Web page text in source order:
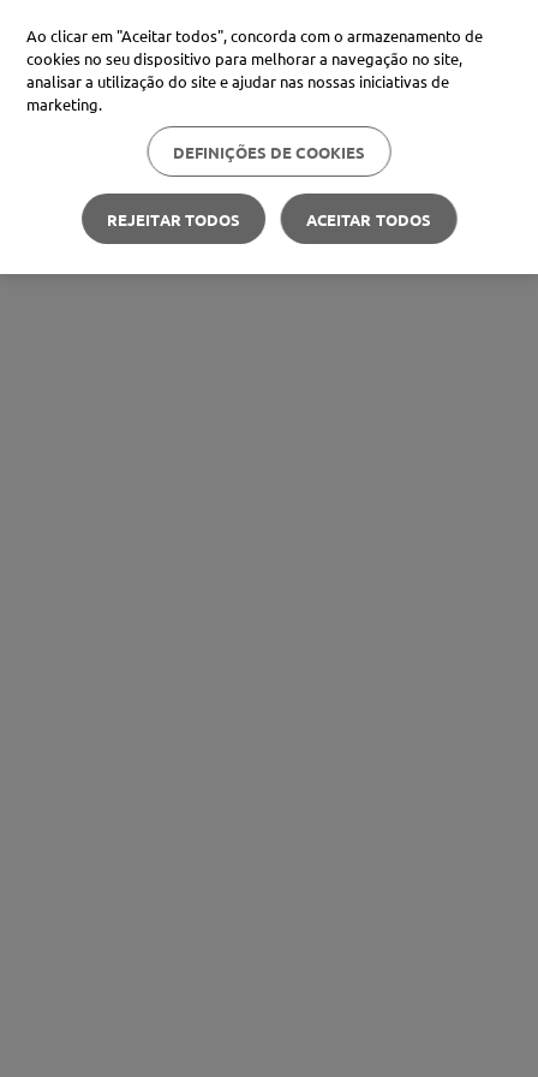
Ao clicar em "Aceitar todos", concorda com o armazenamento de
cookies no seu dispositivo para melhorar a navegação no site,
analisar a utilização do site e ajudar nas nossas iniciativas de
marketing.
DEFINIÇÕES DE COOKIES
REJEITAR TODOS ACEITAR TODOS